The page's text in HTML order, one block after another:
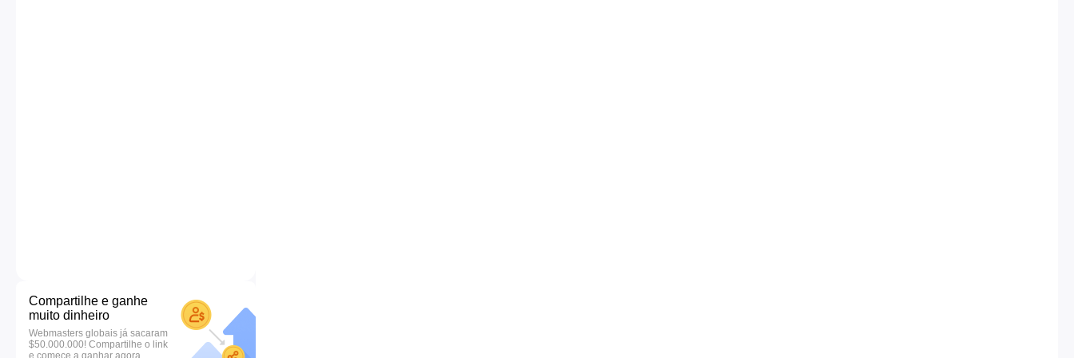
Compartilhe e ganhe
muito dinheiro
Webmasters globais já sacaram
$50.000.000! Compartilhe o link
e comece a ganhar agora.